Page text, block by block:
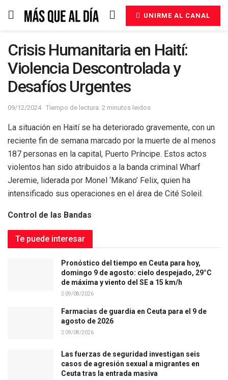
UNIRME AL CANAL
Crisis Humanitaria en Haití:
Violencia Descontrolada y
Desafíos Urgentes
09/12/2024 Tiempo de lectura: 2 minutos leidos
La situación en Haití se ha deteriorado gravemente, con un
reciente fin de semana marcado por la muerte de al menos
187 personas en la capital, Puerto Príncipe. Estos actos
violentos han sido atribuidos a la banda criminal Wharf
Jeremie, liderada por Monel ‘Mikano’ Felix, quien ha
intensificado sus operaciones en el área de Cité Soleil.
Control de las Bandas
Te puede interesar
Pronóstico del tiempo en Ceuta para hoy,
domingo 9 de agosto: cielo despejado, 29°C
de máxima y viento del SE a 15 km/h
09/08/2026
Farmacias de guardia en Ceuta para el 9 de
agosto de 2026
09/08/2026
Las fuerzas de seguridad investigan seis
casos de agresión sexual a migrantes en
Ceuta tras la entrada masiva